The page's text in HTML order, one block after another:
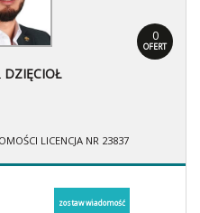
0
OFERT
DZIĘCIOŁ
LICENCJA NR 23837
zostaw wiadomość